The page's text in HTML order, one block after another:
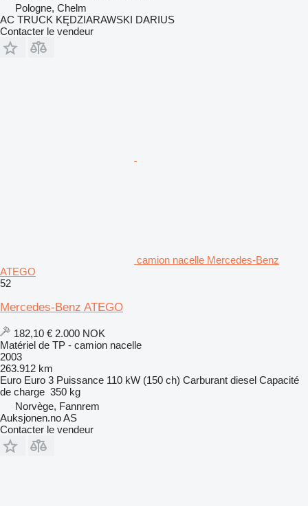
Pologne, Chelm
AC TRUCK KĘDZIARAWSKI DARIUS
Contacter le vendeur
camion nacelle Mercedes-Benz
ATEGO
52
Mercedes-Benz ATEGO
182,10 € 2.000 NOK
Matériel de TP - camion nacelle
2003
263.912 km
Euro Euro 3 Puissance 110 kW (150 ch) Carburant diesel Capacité
de charge 350 kg
Norvège, Fannrem
Auksjonen.no AS
Contacter le vendeur